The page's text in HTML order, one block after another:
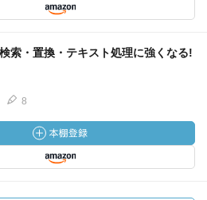
索・置換・テキスト処理に強くなる!
8